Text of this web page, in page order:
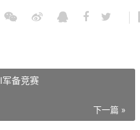
备竞赛
下一篇 »